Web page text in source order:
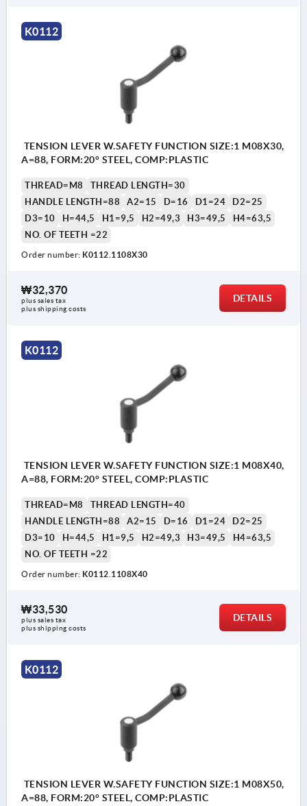
K0112
TENSION LEVER W.SAFETY FUNCTION SIZE:1 M08X30,
A=88, FORM:20° STEEL, COMP:PLASTIC
THREAD=M8
THREAD LENGTH=30
HANDLE LENGTH=88
A2=15 D=16 D1=24
D2=25
D3=10
H=44,5 H1=9,5 H2=49,3 H3=49,5
H4=63,5
NO. OF TEETH =22
Order number: K0112.1108X30
₩32,370
plus sales tax
plus shipping costs
DETAILS
K0112
TENSION LEVER W.SAFETY FUNCTION SIZE:1 M08X40,
A=88, FORM:20° STEEL, COMP:PLASTIC
THREAD=M8
THREAD LENGTH=40
HANDLE LENGTH=88
A2=15 D=16 D1=24
D2=25
D3=10
H=44,5 H1=9,5 H2=49,3 H3=49,5
H4=63,5
NO. OF TEETH =22
Order number: K0112.1108X40
₩33,530
plus sales tax
plus shipping costs
DETAILS
K0112
TENSION LEVER W.SAFETY FUNCTION SIZE:1 M08X50,
A=88, FORM:20° STEEL, COMP:PLASTIC